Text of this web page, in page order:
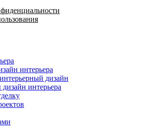
интерьера
дизайн
интерьера